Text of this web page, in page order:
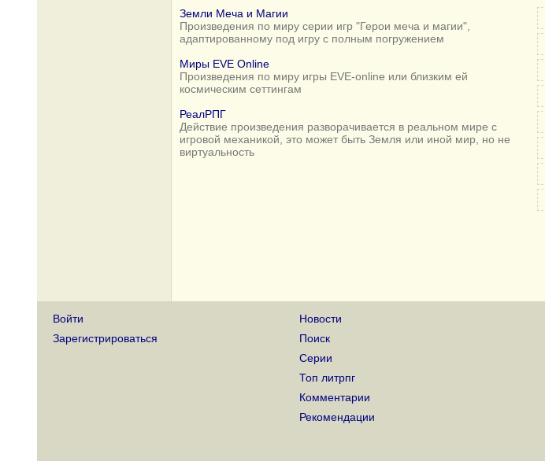
Земли Меча и Магии
Произведения по миру серии игр "Герои меча и магии",
адаптированному под игру с полным погружением
Миры EVE Online
Произведения по миру игры EVE-online или близким ей
космическим сеттингам
РеалРПГ
Действие произведения разворачивается в реальном мире с
игровой механикой, это может быть Земля или иной мир, но не
виртуальность
Войти
Зарегистрироваться
Новости
Поиск
Серии
Топ литрпг
Комментарии
Рекомендации